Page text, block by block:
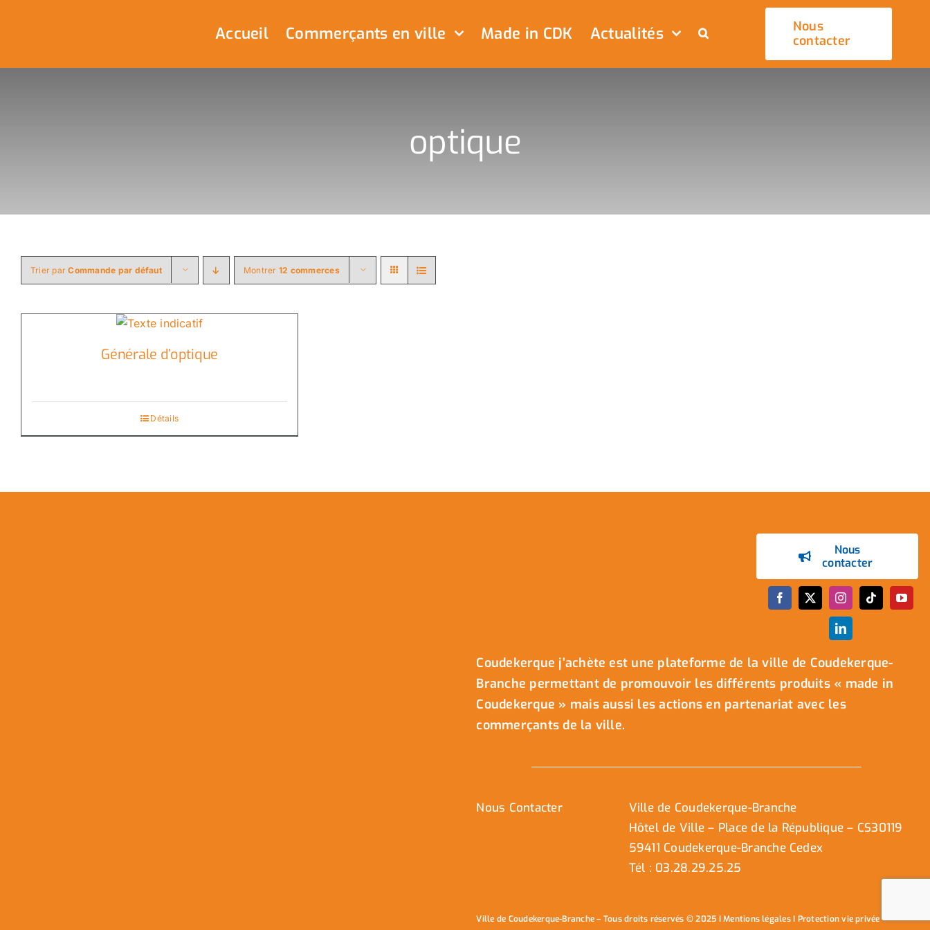
Accueil Commerçants en ville Made in CDK Actualités
Nous
contacter
optique
Trier parCommande par défaut Montrer 12 commerces
Générale d’optique
Détails
Nous
contacter
Coudekerque j’achète est une plateforme de la ville de Coudekerque-
Branche permettant de promouvoir les différents produits « made in
Coudekerque » mais aussi les actions en partenariat avec les
commerçants de la ville.
Nous Contacter
Ville de Coudekerque-Branche
Hôtel de Ville – Place de la République – CS30119
59411 Coudekerque-Branche Cedex
Tél : 03.28.29.25.25
Ville de Coudekerque-Branche – Tous droits réservés © 2025 IMentions légalesI Protection vie privée